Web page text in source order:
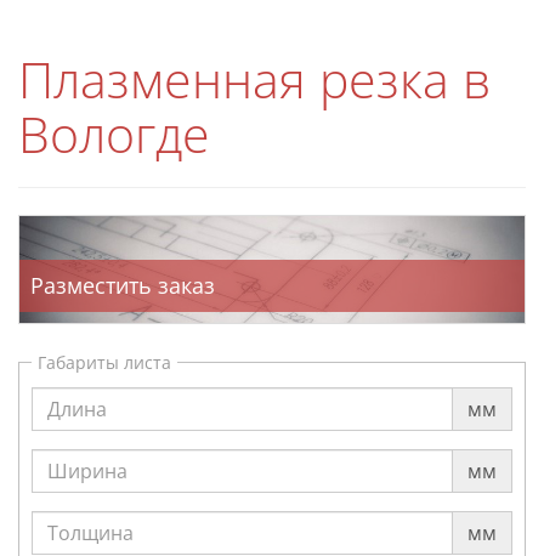
Плазменная резка в
Вологде
Разместить заказ
Габариты листа
мм
мм
мм